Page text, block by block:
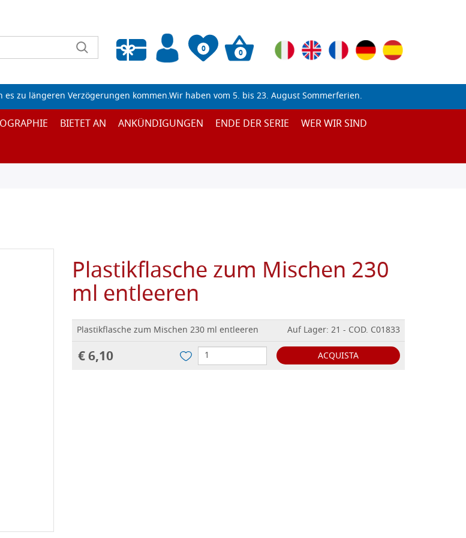
0
Wunschliste leeren
0
zu längeren Verzögerungen kommen.Wir haben vom 5. bis 23. August Sommerferien.
BIETET AN ANKÜNDIGUNGEN ENDE DER SERIE
WER WIR SIND
Plastikflasche zum Mischen 230
ml entleeren
Plastikflasche zum Mischen 230 ml entleeren Auf Lager: 21 - COD. C01833
€ 6,10 ACQUISTA